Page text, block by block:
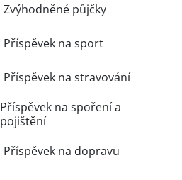
Zvýhodněné půjčky
Příspěvek na sport
Příspěvek na stravování
Příspěvek na spoření a
pojištění
Příspěvek na dopravu